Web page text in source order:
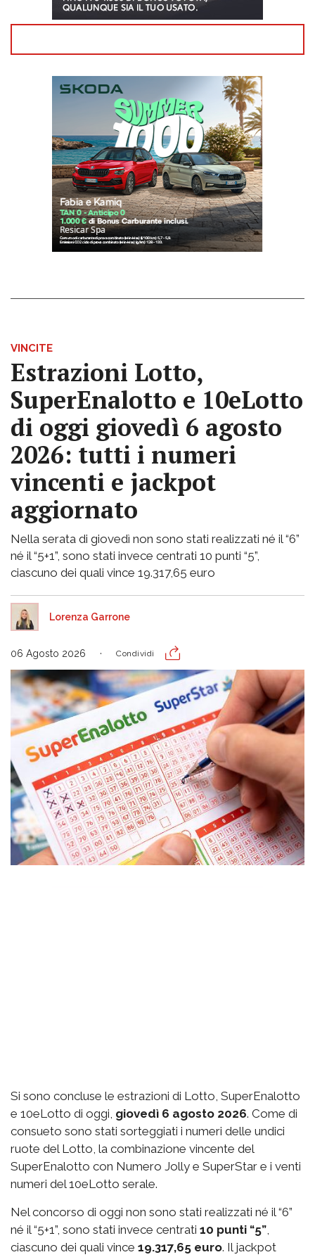
VINCITE
Estrazioni Lotto,
SuperEnalotto e 10eLotto
di oggi giovedì 6 agosto
2026: tutti i numeri
vincenti e jackpot
aggiornato
Nella serata di giovedì non sono stati realizzati né il “6”
né il “5+1”, sono stati invece centrati 10 punti “5”,
ciascuno dei quali vince 19.317,65 euro
Lorenza Garrone
06 Agosto 2026 Condividi
Si sono concluse le estrazioni di Lotto, SuperEnalotto
e 10eLotto di oggi, giovedì 6 agosto 2026. Come di
consueto sono stati sorteggiati i numeri delle undici
ruote del Lotto, la combinazione vincente del
SuperEnalotto con Numero Jolly e SuperStar e i venti
numeri del 10eLotto serale.
Nel concorso di oggi non sono stati realizzati né il “6”
né il “5+1”, sono stati invece centrati 10 punti “5”,
ciascuno dei quali vince 19.317,65 euro. Il jackpot